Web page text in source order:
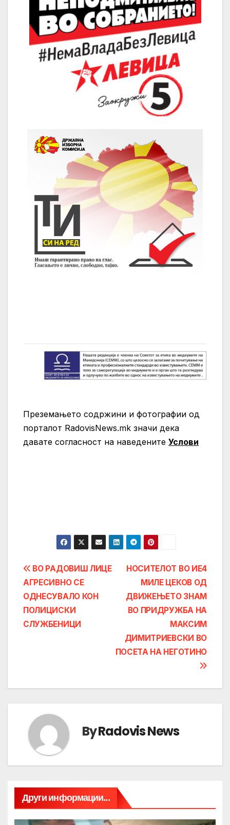
Преземањето содржини и фотографии од
порталот RadovisNews.mk значи дека
давате согласност на нaведените Услови
Post
navigation
НОСИТЕЛОТ ВО ИЕ4
МИЛЕ ЦЕКОВ ОД
ДВИЖЕЊЕТО ЗНАМ
ВО ПРИДРУЖБА НА
МАКСИМ
ДИМИТРИЕВСКИ ВО
ПОСЕТА НА НЕГОТИНО
ВО РАДОВИШ ЛИЦЕ
АГРЕСИВНО СЕ
ОДНЕСУВАЛО КОН
ПОЛИЦИСКИ
СЛУЖБЕНИЦИ
ByRadovis News
Други информации...